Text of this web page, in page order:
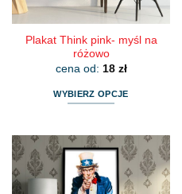
produktu
Plakat Think pink- myśl na
różowo
cena od: 18 zł
WYBIERZ OPCJE
ma
wiele
wariantów.